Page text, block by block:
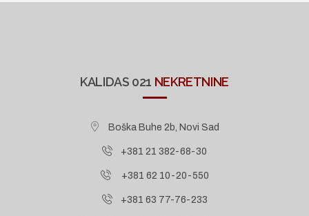
KALIDAS 021 NEKRETNINE
Boška Buhe 2b, Novi Sad
+381 21 382-68-30
+381 62 10-20-550
+381 63 77-76-233